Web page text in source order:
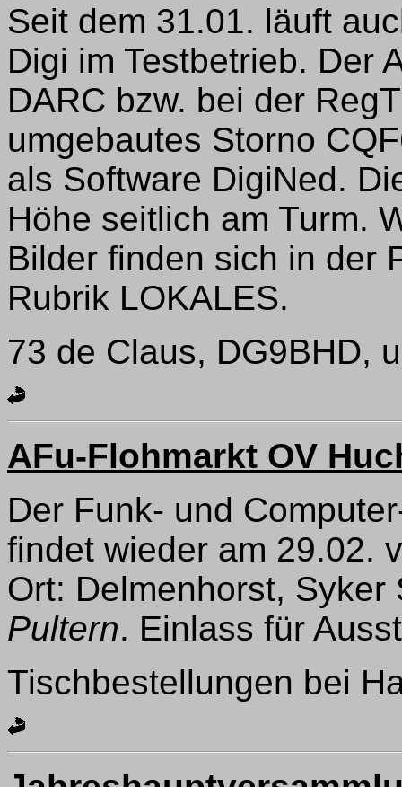
Seit dem 31.01. läuft
Digi im Testbetrieb. Der
DARC bzw. bei der
umgebautes Storno
als Software DigiNed.
Höhe seitlich am Turm.
Bilder finden sich in der
Rubrik LOKALES.
73 de Claus, DG9BHD,
AFu-Flohmarkt OV
Der Funk- und
findet wieder am 29.02.
Ort: Delmenhorst,
Pultern. Einlass für
Tischbestellungen bei